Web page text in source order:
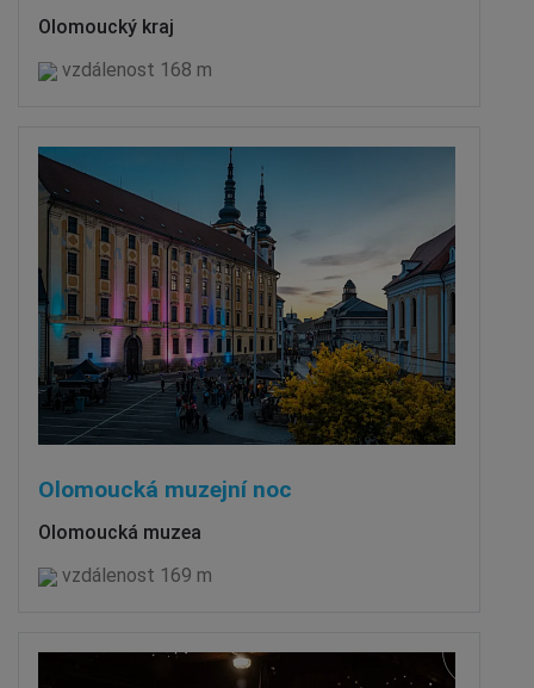
Olomoucký kraj
vzdálenost 168 m
Olomoucká muzejní noc
Olomoucká muzea
vzdálenost 169 m